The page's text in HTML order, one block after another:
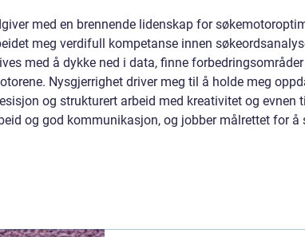
med en brennende lidenskap for
meg verdifull kompetanse innen
med å dykke ned i data, finne
Nysgjerrighet driver meg til å holde meg
og strukturert arbeid med kreativitet og evnen
og god kommunikasjon, og jobber målrettet for å